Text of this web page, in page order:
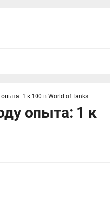
1 к 100 в World of Tanks
опыта: 1 к